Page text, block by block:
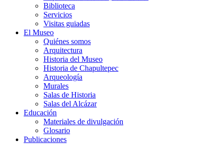
Biblioteca
Servicios
Visitas guiadas
El Museo
Quiénes somos
Arquitectura
Historia del Museo
Historia de Chapultepec
Arqueología
Murales
Salas de Historia
Salas del Alcázar
Educación
Materiales de divulgación
Glosario
Publicaciones